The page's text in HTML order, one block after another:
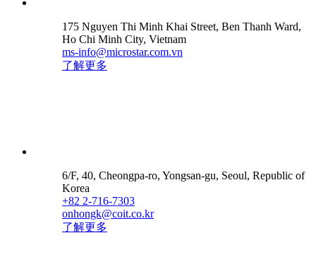
175 Nguyen Thi Minh Khai Street, Ben Thanh Ward,
Ho Chi Minh City, Vietnam
ms-info@microstar.com.vn
了解更多
6/F, 40, Cheongpa-ro, Yongsan-gu, Seoul, Republic of
Korea
+82 2-716-7303
onhongk@coit.co.kr
了解更多